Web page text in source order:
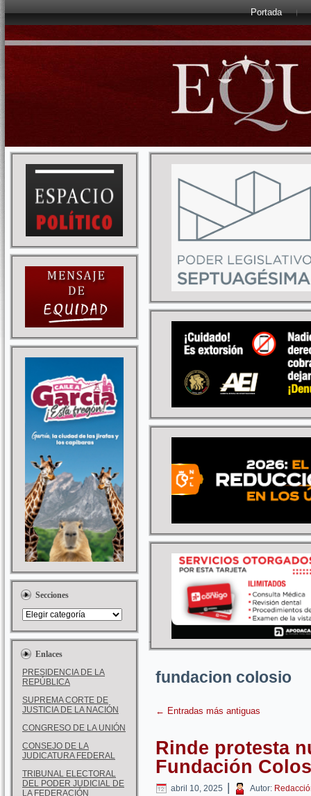
Portada
Secciones
Enlaces
PRESIDENCIA DE LA
REPÚBLICA
SUPREMA CORTE DE
JUSTICIA DE LA NACIÓN
CONGRESO DE LA UNIÓN
CONSEJO DE LA
JUDICATURA FEDERAL
TRIBUNAL ELECTORAL
DEL PODER JUDICIAL DE
LA FEDERACIÓN
fundacion colosio
← Entradas más antiguas
Rinde protesta
Fundación
abril 10, 2025 | Autor: